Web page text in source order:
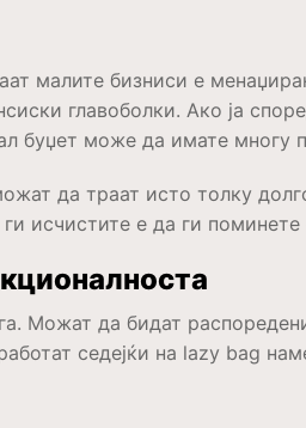
малите бизниси е
главоболки. Ако ја
буџет може да имате многу
да траат исто толку
исчистите е да ги
Можат да бидат
седејќи на lazy bag